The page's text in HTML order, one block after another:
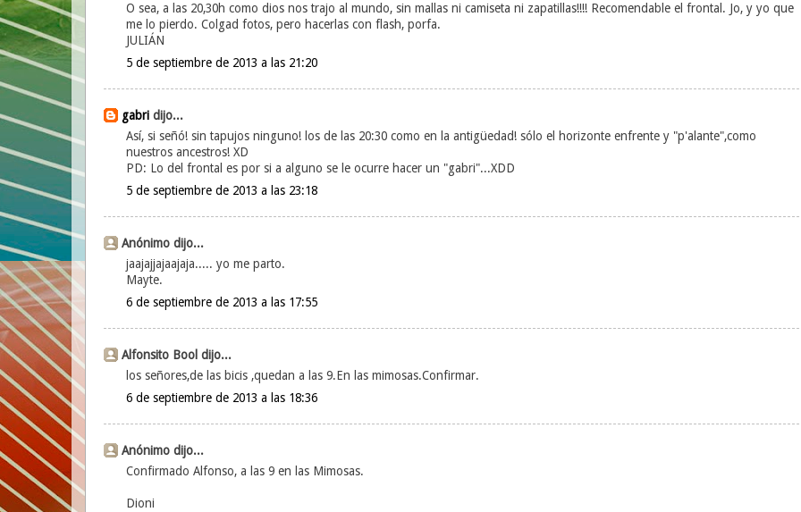
O sea, a las 20,30h como dios nos trajo al mundo, sin mallas ni camiseta ni zapatillas!!!! Recomendable el frontal. Jo, y yo que
me lo pierdo. Colgad fotos, pero hacerlas con flash, porfa.
JULIÁN
5 de septiembre de 2013 a las 21:20
gabridijo...
Así, si señó! sin tapujos ninguno! los de las 20:30 como en la antigüedad! sólo el horizonte enfrente y "p'alante",como
nuestros ancestros! XD
PD: Lo del frontal es por si a alguno se le ocurre hacer un "gabri"...XDD
5 de septiembre de 2013 a las 23:18
Anónimo dijo...
jaajajjajaajaja..... yo me parto.
Mayte.
6 de septiembre de 2013 a las 17:55
Alfonsito Bool dijo...
los señores,de las bicis ,quedan a las 9.En las mimosas.Confirmar.
6 de septiembre de 2013 a las 18:36
Anónimo dijo...
Confirmado Alfonso, a las 9 en las Mimosas.
Dioni